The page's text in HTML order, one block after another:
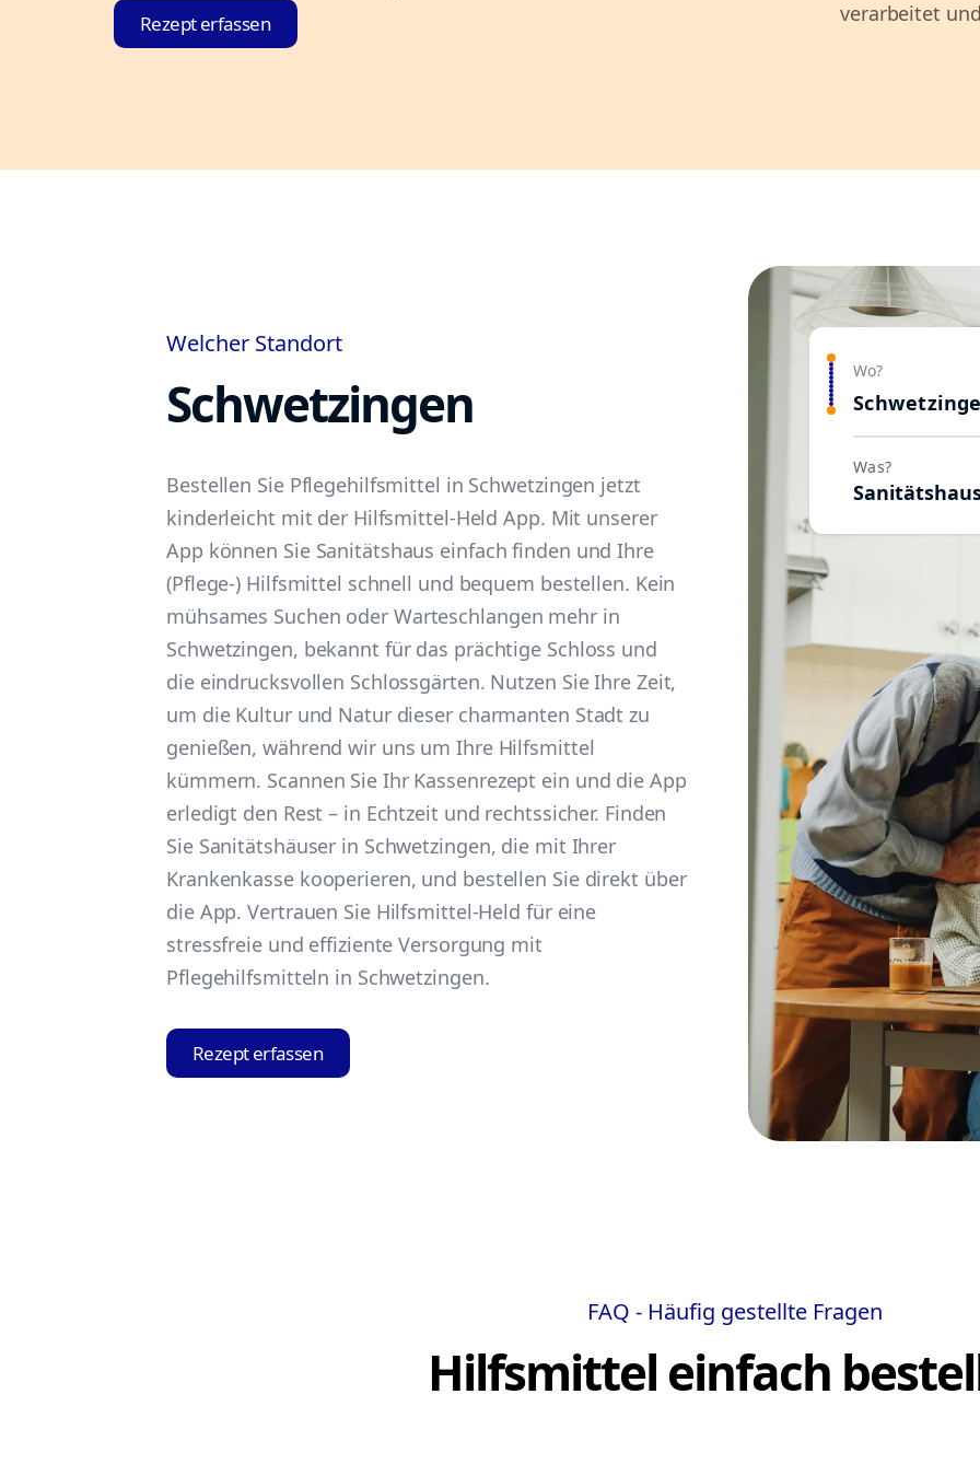
Rezept erfassen
verarbeitet
Welcher Standort
Schwetzingen
Bestellen Sie Pflegehilfsmittel in Schwetzingen jetzt
kinderleicht mit der Hilfsmittel-Held App. Mit unserer
App können Sie Sanitätshaus einfach finden und Ihre
(Pflege-) Hilfsmittel schnell und bequem bestellen. Kein
mühsames Suchen oder Warteschlangen mehr in
Schwetzingen, bekannt für das prächtige Schloss und
die eindrucksvollen Schlossgärten. Nutzen Sie Ihre Zeit,
um die Kultur und Natur dieser charmanten Stadt zu
genießen, während wir uns um Ihre Hilfsmittel
kümmern. Scannen Sie Ihr Kassenrezept ein und die App
erledigt den Rest – in Echtzeit und rechtssicher. Finden
Sie Sanitätshäuser in Schwetzingen, die mit Ihrer
Krankenkasse kooperieren, und bestellen Sie direkt über
die App. Vertrauen Sie Hilfsmittel-Held für eine
stressfreie und effiziente Versorgung mit
Pflegehilfsmitteln in Schwetzingen.
Rezept erfassen
Wo?
Was?
FAQ - Häufig gestellte Fragen
Hilfsmittel einfach